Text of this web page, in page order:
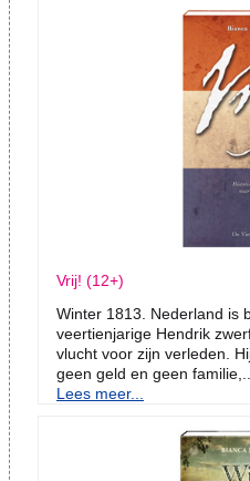
Vrij! (12+)
Winter 1813. Nederland is
veertienjarige Hendrik
vlucht voor zijn verleden.
geen geld en geen
Lees meer...